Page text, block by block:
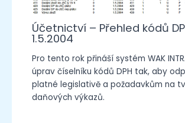
Účetnictví – Přehled kódů
1.5.2004
Pro tento rok přináší systém WAK
úprav číselníku kódů DPH tak, aby
platné legislativě a požadavkům na
daňových výkazů.